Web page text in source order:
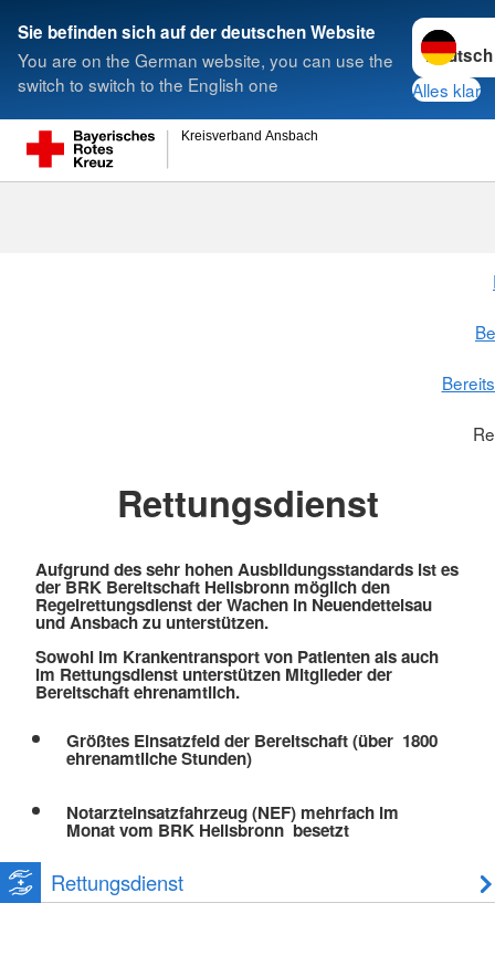
Sie befinden sich auf der deutschen Website
You are on the German website, you can use the
switch to switch to the English one
Sprache
Alles klar
Kreisverband Ansbach
Suche
Rettungsdienst
Aufgrund des sehr hohen Ausbildungsstandards ist es
der BRK Bereitschaft Heilsbronn möglich den
Regelrettungsdienst der Wachen in Neuendettelsau
und Ansbach zu unterstützen.
Sowohl im Krankentransport von Patienten als auch
im Rettungsdienst unterstützen Mitglieder der
Bereitschaft ehrenamtlich.
Größtes Einsatzfeld der Bereitschaft (über 1800
ehrenamtliche Stunden)
Notarzteinsatzfahrzeug (NEF) mehrfach im
Monat vom BRK Heilsbronn besetzt
Rettungsdienst